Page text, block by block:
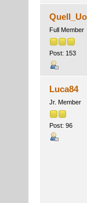
Full Member
Post: 153
Luca84
Jr. Member
Post: 96